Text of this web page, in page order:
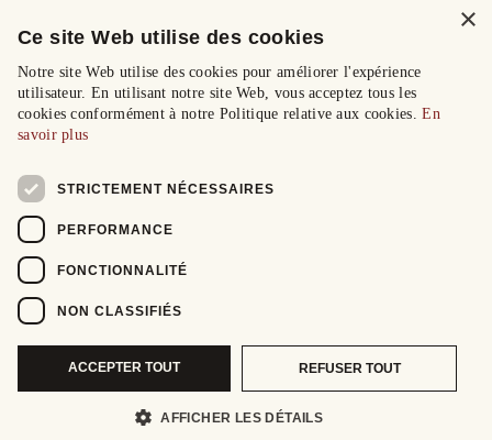
×
Ce site Web utilise des cookies
Notre site Web utilise des cookies pour améliorer l'expérience
utilisateur. En utilisant notre site Web, vous acceptez tous les
cookies conformément à notre Politique relative aux cookies.En
savoir plus
STRICTEMENT NÉCESSAIRES
PERFORMANCE
FONCTIONNALITÉ
NON CLASSIFIÉS
ACCEPTER TOUT REFUSER TOUT
AFFICHER LES DÉTAILS